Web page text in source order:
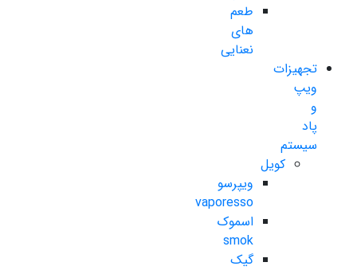
طعم
های
نعنایی
تجهیزات
ویپ
و
پاد
سیستم
کویل
ویپرسو
vaporesso
اسموک
smok
گیک